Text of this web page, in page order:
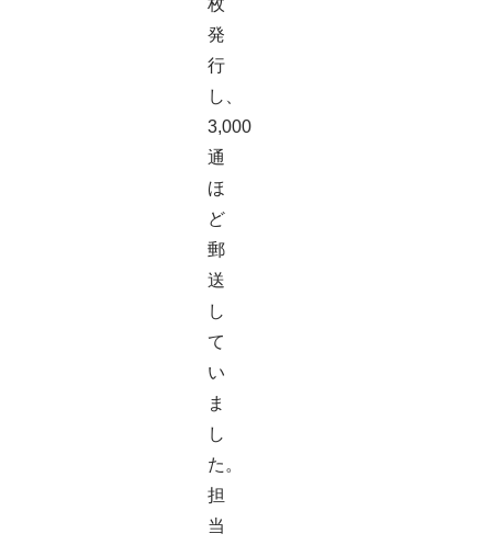
発
行
し、
3,000
通
ほ
ど
郵
送
し
て
い
ま
し
た。
担
当